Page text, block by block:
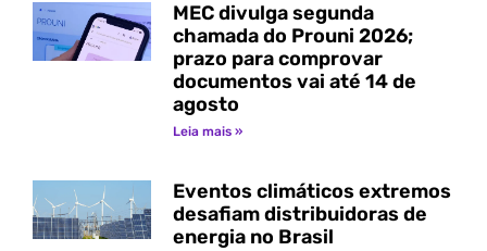
MEC divulga segunda
chamada do Prouni 2026;
prazo para comprovar
documentos vai até 14 de
agosto
Leia mais »
Eventos climáticos extremos
desafiam distribuidoras de
energia no Brasil